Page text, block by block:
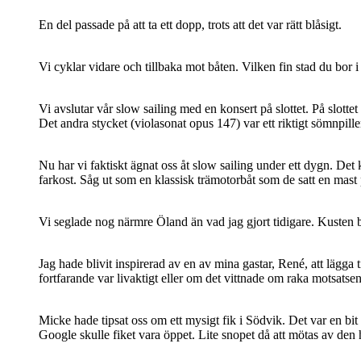
En del passade på att ta ett dopp, trots att det var rätt blåsigt.
Vi cyklar vidare och tillbaka mot båten. Vilken fin stad du bor
Vi avslutar vår slow sailing med en konsert på slottet. På
Det andra stycket (violasonat opus 147) var ett riktigt
Nu har vi faktiskt ägnat oss åt slow sailing under ett dygn. Det
farkost. Såg ut som en klassisk trämotorbåt som de satt en
Vi seglade nog närmre Öland än vad jag gjort tidigare. Kusten
Jag hade blivit inspirerad av en av mina gastar, René, att
fortfarande var livaktigt eller om det vittnade om raka
Micke hade tipsat oss om ett mysigt fik i Södvik. Det var en
Google skulle fiket vara öppet. Lite snopet då att mötas av den